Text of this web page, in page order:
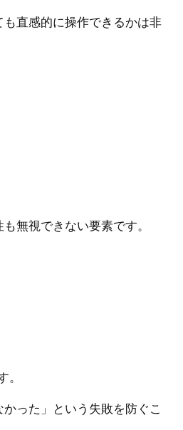
直感的に操作できるかは非
無視できない要素です。
った」という失敗を防ぐこ